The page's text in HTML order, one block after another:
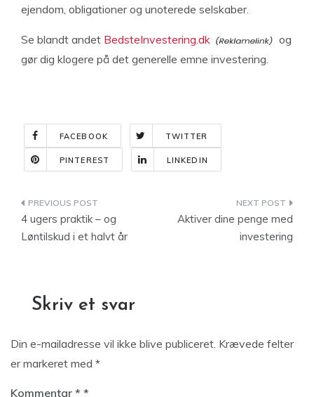
ejendom, obligationer og unoterede selskaber.
Se blandt andet BedsteInvestering.dk
og
gør dig klogere på det generelle emne investering.
FACEBOOK TWITTER
PINTEREST LINKEDIN
Indlægsnavigation
4 ugers praktik – og
Løntilskud i et halvt år
Aktiver dine penge med
investering
Skriv et svar
Din e-mailadresse vil ikke blive publiceret. Krævede felter
er markeret med *
Kommentar *